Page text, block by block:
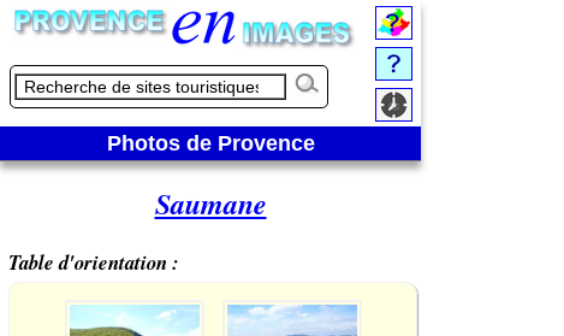
Photos de Provence
Saumane
Table d'orientation :